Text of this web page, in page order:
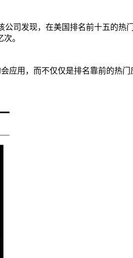
司发现，在美国排名前十五的热
。
应用，而不仅仅是排名靠前的热